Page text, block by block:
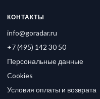
КОНТАКТЫ
info@goradar.ru
+7 (495) 142 30 50
Персональные данные
Cookies
Условия оплаты и возврата